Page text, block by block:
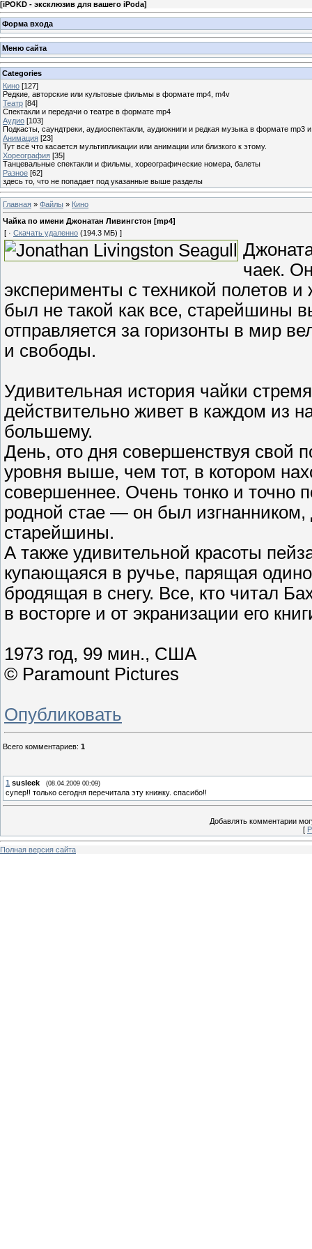
[iPOKD - эксклюзив для вашего iPoda]
Форма входа
Меню сайта
Categories
Кино [127]
Редкие, авторские или культовые фильмы в формате mp4, m4v
Театр [84]
Спектакли и передачи о театре в формате mp4
Аудио [103]
Подкасты, саундтреки, аудиоспектакли, аудиокниги и редкая музыка в формате mp3
Анимация [23]
Тут всё что касается мультипликации или анимации или близкого к этому.
Хореография [35]
Танцевальные спектакли и фильмы, хореографические номера, балеты
Разное [62]
здесь то, что не попадает под указанные выше разделы
Главная » Файлы » Кино
Чайка по имени Джонатан Ливингстон [mp4]
[ · Скачать удаленно (194.3 МБ) ]
чаек.
эксперименты с техникой полетов
был не такой как все, старейшины
отправляется за горизонты в мир
и свободы.
Удивительная история чайки
действительно живет в каждом из
большему.
День, ото дня совершенствуя свой
уровня выше, чем тот, в котором
совершеннее. Очень тонко и точно
родной стае — он был
старейшины.
А также удивительной красоты
купающаяся в ручье, парящая
бродящая в снегу. Все, кто читал
в восторге и от экранизации его
1973 год, 99 мин., США
© Paramount Pictures
Опубликовать
Всего комментариев: 1
1 susleek (08.04.2009 00:09)
супер!! только сегодня перечитала эту книжку. спасибо!!
Добавлять комментарии
[
Полная версия сайта